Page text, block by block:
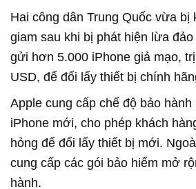
Hai công dân Trung Quốc vừa bị
giam sau khi bị phát hiện lừa
gửi hơn 5.000 iPhone giả mạo,
USD, để đổi lấy thiết bị chính
Apple cung cấp chế độ bảo hành
iPhone mới, cho phép khách
hỏng để đổi lấy thiết bị mới.
cung cấp các gói bảo hiểm mở
hành.